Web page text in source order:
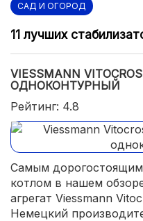
САД И ОГОРОД
11 лучших
VIESSMANN
ОДНОКОНТУРНЫЙ
Рейтинг: 4.8
Самым
котлом в нашем
агрегат Viessmann
Немецкий